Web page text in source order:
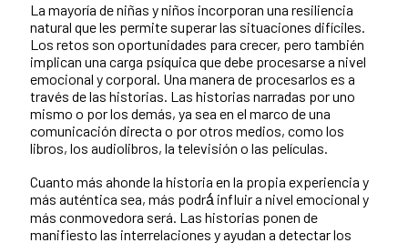
La mayoría de niñas y niños incorporan una resiliencia
natural que les permite superar las situaciones difíciles.
Los retos son oportunidades para crecer, pero también
implican una carga psíquica que debe procesarse a nivel
emocional y corporal. Una manera de procesarlos es a
través de las historias. Las historias narradas por uno
mismo o por los demás, ya sea en el marco de una
comunicación directa o por otros medios, como los
libros, los audiolibros, la televisión o las películas.
Cuanto más ahonde la historia en la propia experiencia y
más auténtica sea, más podrá́ influir a nivel emocional y
más conmovedora será. Las historias ponen de
manifiesto las interrelaciones y ayudan a detectar los